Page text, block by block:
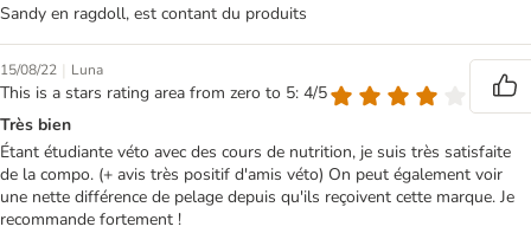
Sandy en ragdoll, est contant du produits
15/08/22 | Luna
This is a stars rating area from zero to 5: 4/5
Très bien
Étant étudiante véto avec des cours de nutrition, je suis très satisfaite
de la compo. (+ avis très positif d'amis véto) On peut également voir
une nette différence de pelage depuis qu'ils reçoivent cette marque. Je
recommande fortement !